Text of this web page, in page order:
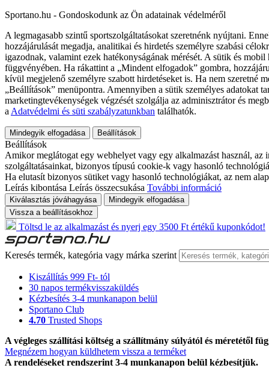
Sportano.hu - Gondoskodunk az Ön adatainak védelméről
A legmagasabb szintű sportszolgáltatásokat szeretnénk nyújtani.
hozzájárulását megadja, analitikai és hirdetés személyre szabási
igazodnak, valamint ezek hatékonyságának mérését. A sütik és
függvényében. Ha rákattint a „Mindent elfogadok” gombra,
kívül megjelenő személyre szabott hirdetéseket is. Ha nem szeretné
„Beállítások” menüpontra. Amennyiben a sütik személyes adatokat
marketingtevékenységek végzését szolgálja az adminisztrátor és
a Adatvédelmi és süti szabályzatunkban találhatók.
Mindegyik elfogadása Beállítások
Beállítások
Amikor meglátogat egy webhelyet vagy egy alkalmazást használ,
szolgáltatásainkat, bizonyos típusú cookie-k vagy hasonló
Ha elutasít bizonyos sütiket vagy hasonló technológiákat, az nem
Leírás kibontása Leírás összecsukása További információ
Kiválasztás jóváhagyása
Mindegyik elfogadása
Vissza a beállításokhoz
Töltsd le az alkalmazást és nyerj egy 3500 Ft értékű kuponkódot!
Keresés termék, kategória vagy márka szerint
Kiszállítás 999 Ft- tól
30 napos termékvisszaküldés
Kézbesítés 3-4 munkanapon belül
Sportano Club
4.70 Trusted Shops
A végleges szállítási költség a szállítmány súlyától és méretétől
Megnézem hogyan küldhetem vissza a terméket
A rendeléseket rendszerint 3-4 munkanapon belül kézbesítjük.